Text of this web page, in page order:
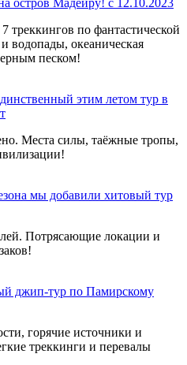
треккингов по фантастической
водопады, океаническая
песком!
этим летом тур в
Места силы, таёжные тропы,
мы добавили хитовый тур
Потрясающие локации и
джип-тур по Памирскому
горячие источники и
треккинги и перевалы